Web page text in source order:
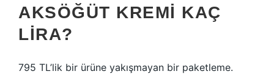
AKSÖĞÜT KREMI KAÇ
LIRA?
795 TL’lik bir ürüne yakışmayan bir paketleme.